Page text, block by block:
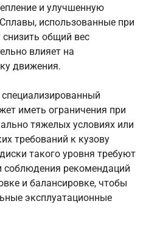
и улучшенную
использованные при
общий вес
влияет на
движения.
иметь ограничения при
тяжелых условиях или
требований к кузову
такого уровня требуют
соблюдения рекомендаций
и балансировке, чтобы
эксплуатационные